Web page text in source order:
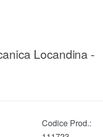
Locandina -
Codice Prod.: